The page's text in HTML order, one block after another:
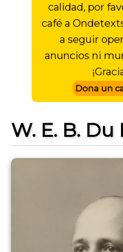
calidad, por
café a
a seguir
anuncios ni
Dona un
W. E. B. Du